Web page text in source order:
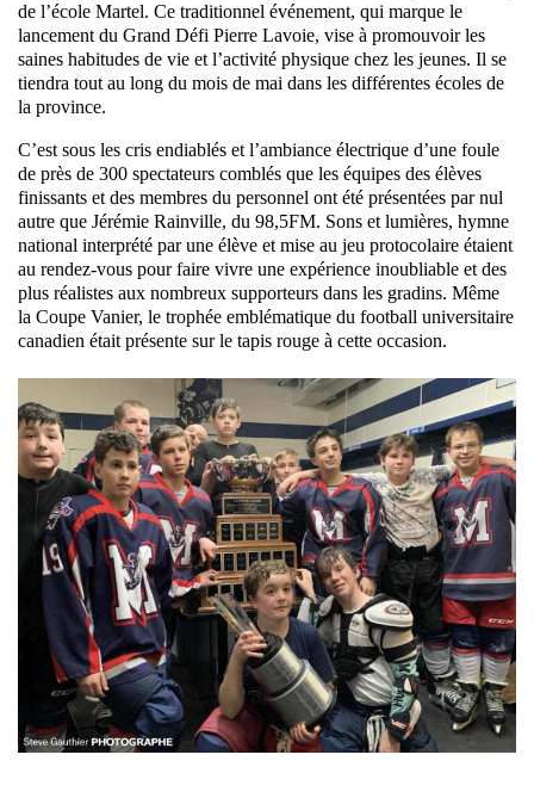
de l’école Martel. Ce traditionnel événement, qui marque le
lancement du Grand Défi Pierre Lavoie, vise à promouvoir les
saines habitudes de vie et l’activité physique chez les jeunes. Il se
tiendra tout au long du mois de mai dans les différentes écoles de
la province.
C’est sous les cris endiablés et l’ambiance électrique d’une foule
de près de 300 spectateurs comblés que les équipes des élèves
finissants et des membres du personnel ont été présentées par nul
autre que Jérémie Rainville, du 98,5FM. Sons et lumières, hymne
national interprété par une élève et mise au jeu protocolaire étaient
au rendez-vous pour faire vivre une expérience inoubliable et des
plus réalistes aux nombreux supporteurs dans les gradins. Même
la Coupe Vanier, le trophée emblématique du football universitaire
canadien était présente sur le tapis rouge à cette occasion.